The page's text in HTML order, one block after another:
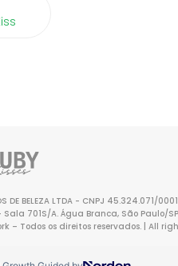
DE BELEZA LTDA - CNPJ 45.324.071/
701S/A. Água Branca, São Paulo/
– Todos os direitos reservados. | All